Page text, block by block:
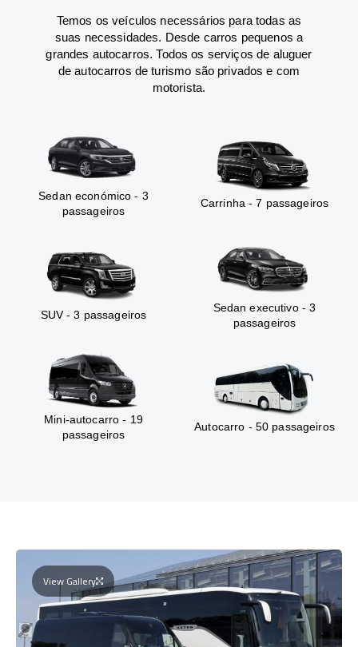
Temos os veículos necessários para todas as
suas necessidades. Desde carros pequenos a
grandes autocarros. Todos os serviços de aluguer
de autocarros de turismo são privados e com
motorista.
Sedan económico - 3
passageiros
Carrinha - 7 passageiros
SUV - 3 passageiros
Sedan executivo - 3
passageiros
Mini-autocarro - 19
passageiros
Autocarro - 50 passageiros
View Gallery